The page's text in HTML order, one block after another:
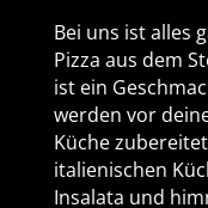
Bei uns ist alles
Pizza aus dem
ist ein
werden vor
Küche
italienischen
Insalata und